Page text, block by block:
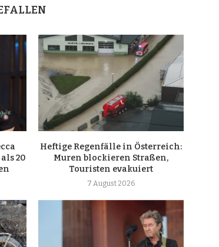
20
Heftige Regenfälle in Österreich:
Muren blockieren Straßen,
Touristen evakuiert
7 August 2026